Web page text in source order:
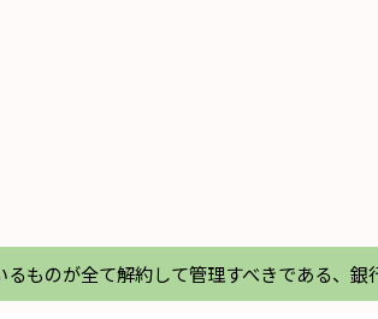
ものが全て解約して管理すべきである、銀